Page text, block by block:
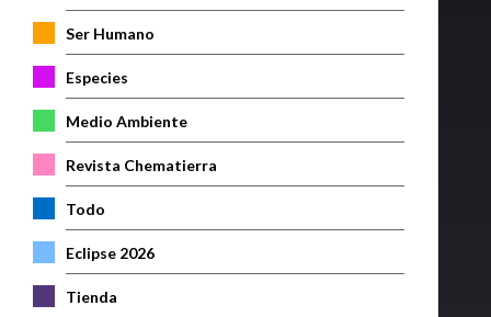
Ser Humano
Especies
Medio Ambiente
Revista Chematierra
Todo
Eclipse 2026
Tienda